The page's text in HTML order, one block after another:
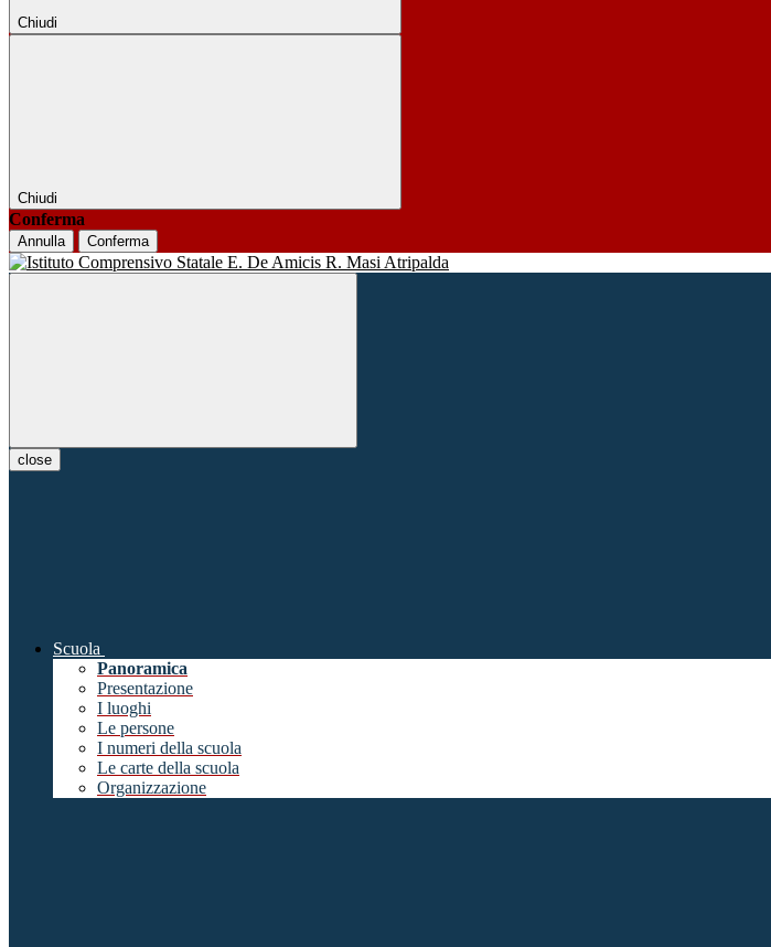
Chiudi
Chiudi
Conferma
Annulla Conferma
close
Scuola
Panoramica
Presentazione
I luoghi
Le persone
I numeri della scuola
Le carte della scuola
Organizzazione